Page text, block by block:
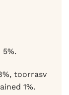
toorrasv
1%.